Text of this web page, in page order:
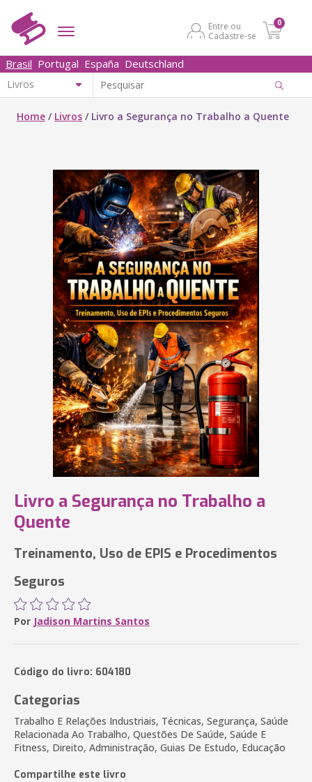
Entre ou
Cadastre-se
0
Brasil Portugal España Deutschland
Home / Livros / Livro a Segurança no Trabalho a Quente
Livro a Segurança no Trabalho a
Quente
Treinamento, Uso de EPIS e Procedimentos
Seguros
Por Jadison Martins Santos
Código do livro: 604180
Categorias
Trabalho E Relações Industriais, Técnicas, Segurança, Saúde
Relacionada Ao Trabalho, Questões De Saúde, Saúde E
Fitness, Direito, Administração, Guias De Estudo, Educação
Compartilhe este livro